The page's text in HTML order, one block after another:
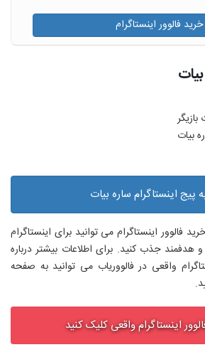
خرید فالوور اینستاگرام
بیات
پیج اینستاگرام ساره بیات
فالوور اینستاگرام می توانید برای اینستاگرام
هدفمند جذب کنید. برای اطلاعات بیشتر درباره
واقعی در فالووریاب می توانید به صفحه
اینستاگرام واقعی کلیک کنید